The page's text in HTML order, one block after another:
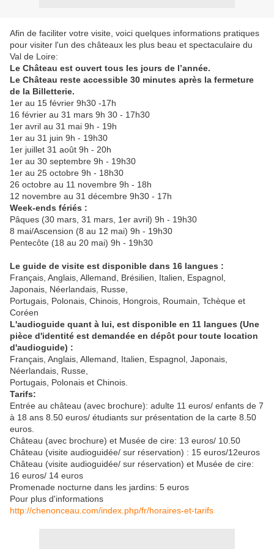
Afin de faciliter votre visite, voici quelques informations pratiques
pour visiter l'un des châteaux les plus beau et spectaculaire du
Val de Loire:
Le Château est ouvert tous les jours de l’année.
Le Château reste accessible 30 minutes après la fermeture
de la Billetterie.
1er au 15 février 9h30 -17h
16 février au 31 mars 9h 30 - 17h30
1er avril au 31 mai 9h - 19h
1er au 31 juin 9h - 19h30
1er juillet 31 août 9h - 20h
1er au 30 septembre 9h - 19h30
1er au 25 octobre 9h - 18h30
26 octobre au 11 novembre 9h - 18h
12 novembre au 31 décembre 9h30 - 17h
Week-ends fériés :
Pâques (30 mars, 31 mars, 1er avril) 9h - 19h30
8 mai/Ascension (8 au 12 mai) 9h - 19h30
Pentecôte (18 au 20 mai) 9h - 19h30
Le guide de visite est disponible dans 16 langues :
Français, Anglais, Allemand, Brésilien, Italien, Espagnol,
Japonais, Néerlandais, Russe,
Portugais, Polonais, Chinois, Hongrois, Roumain, Tchèque et
Coréen
L'audioguide quant à lui, est disponible en 11 langues (Une
pièce d'identité est demandée en dépôt pour toute location
d'audioguide) :
Français, Anglais, Allemand, Italien, Espagnol, Japonais,
Néerlandais, Russe,
Portugais, Polonais et Chinois.
Tarifs:
Entrée au château (avec brochure): adulte 11 euros/ enfants de 7
à 18 ans 8.50 euros/ étudiants sur présentation de la carte 8.50
euros.
Château (avec brochure) et Musée de cire: 13 euros/ 10.50
Château (visite audioguidée/ sur réservation) : 15 euros/12euros
Château (visite audioguidée/ sur réservation) et Musée de cire:
16 euros/ 14 euros
Promenade nocturne dans les jardins: 5 euros
Pour plus d'informations
http://chenonceau.com/index.php/fr/horaires-et-tarifs